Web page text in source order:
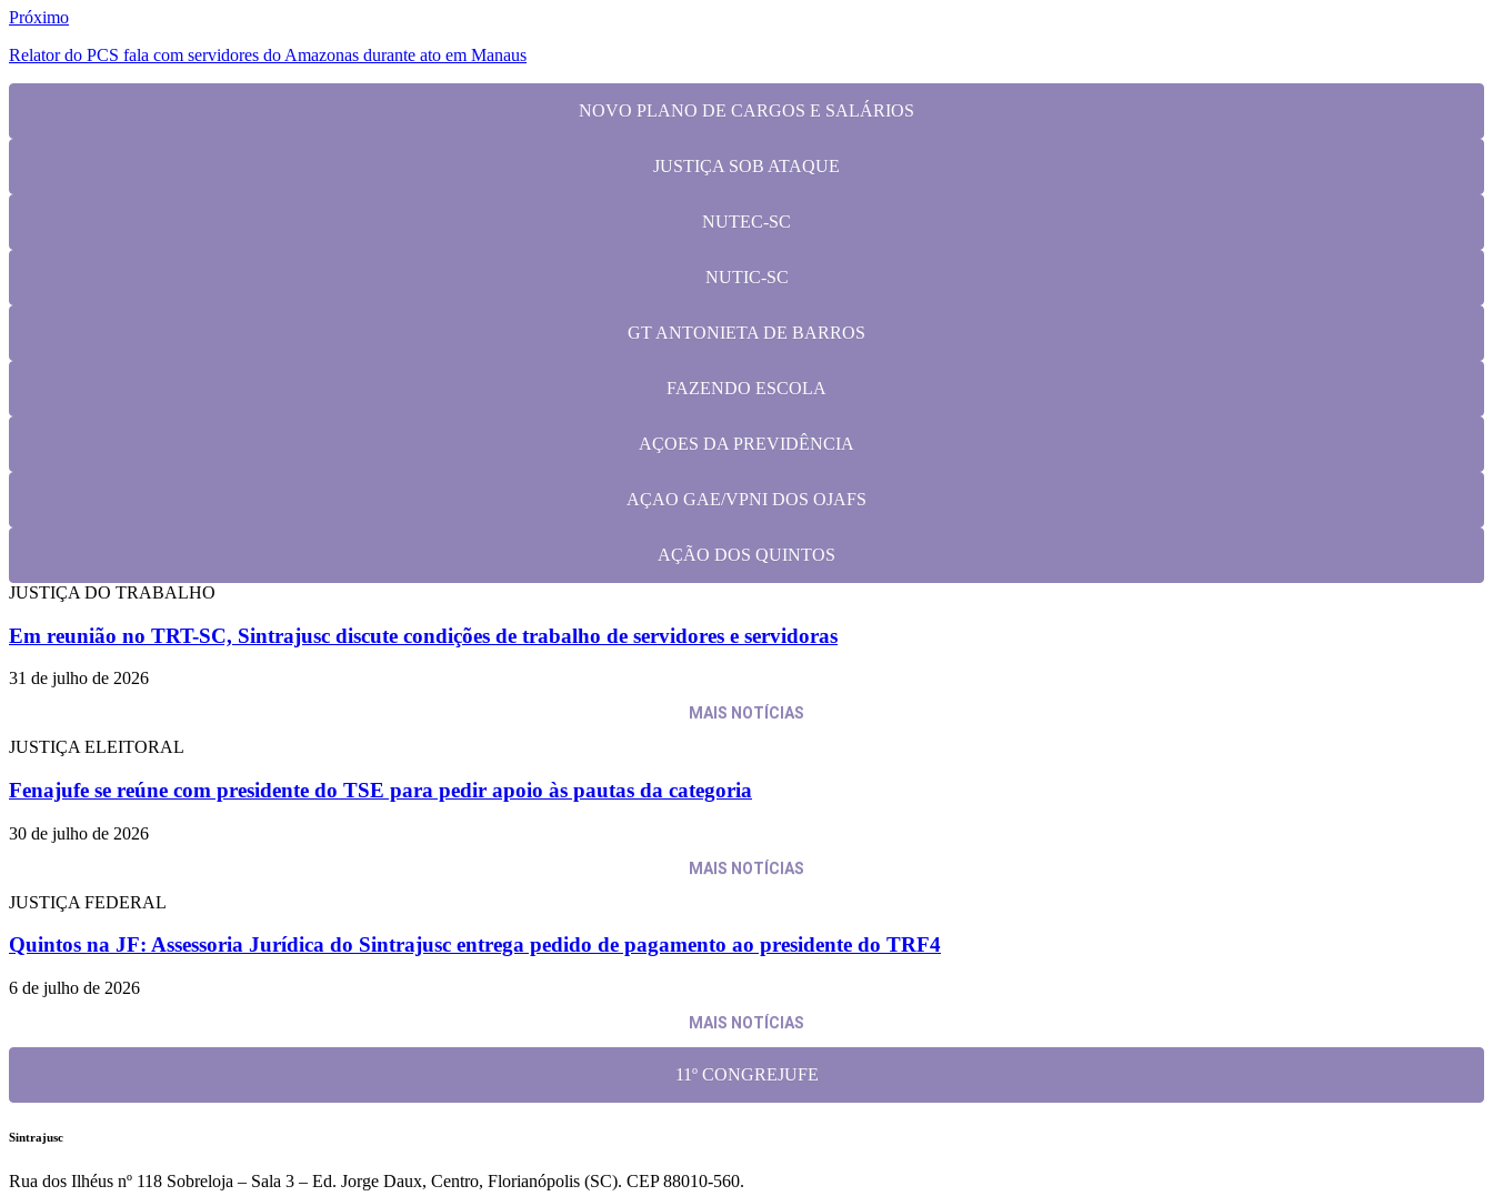
Próximo
Relator do PCS fala com servidores do Amazonas durante ato em Manaus
NOVO PLANO DE CARGOS E SALÁRIOS
JUSTIÇA SOB ATAQUE
NUTEC-SC
NUTIC-SC
GT ANTONIETA DE BARROS
FAZENDO ESCOLA
AÇOES DA PREVIDÊNCIA
AÇAO GAE/VPNI DOS OJAFS
AÇÃO DOS QUINTOS
JUSTIÇA DO TRABALHO
Em reunião no TRT-SC, Sintrajusc discute condições de trabalho de servidores e servidoras
31 de julho de 2026
MAIS NOTÍCIAS
JUSTIÇA ELEITORAL
Fenajufe se reúne com presidente do TSE para pedir apoio às pautas da categoria
30 de julho de 2026
MAIS NOTÍCIAS
JUSTIÇA FEDERAL
Quintos na JF: Assessoria Jurídica do Sintrajusc entrega pedido de pagamento ao presidente do TRF4
6 de julho de 2026
MAIS NOTÍCIAS
11º CONGREJUFE
Sintrajusc
Rua dos Ilhéus nº 118 Sobreloja – Sala 3 – Ed. Jorge Daux, Centro, Florianópolis (SC). CEP 88010-560.